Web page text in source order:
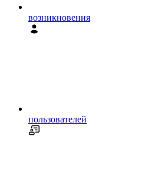
возникновения
пользователей